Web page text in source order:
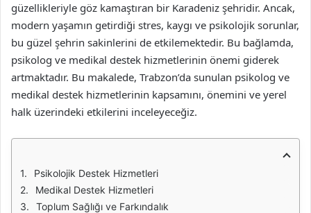
güzellikleriyle göz kamaştıran bir Karadeniz şehridir. Ancak,
modern yaşamın getirdiği stres, kaygı ve psikolojik sorunlar,
bu güzel şehrin sakinlerini de etkilemektedir. Bu bağlamda,
psikolog ve medikal destek hizmetlerinin önemi giderek
artmaktadır. Bu makalede, Trabzon’da sunulan psikolog ve
medikal destek hizmetlerinin kapsamını, önemini ve yerel
halk üzerindeki etkilerini inceleyeceğiz.
Psikolojik Destek Hizmetleri
Medikal Destek Hizmetleri
Toplum Sağlığı ve Farkındalık